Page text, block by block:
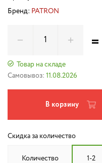
Бренд: PATRON
Товар на складе
Самовывоз: 11.08.2026
=
В корзину
Скидка за количество
Количество 1-2